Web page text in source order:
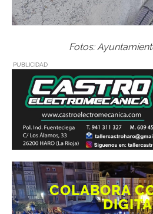
Fotos:
PUBLICIDAD
COLABORA